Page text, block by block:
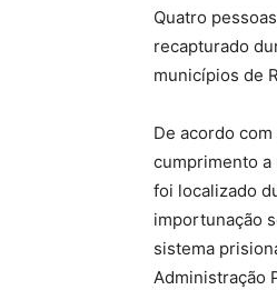
Quatro
recapturado
municípios de
De acordo
cumprimento a
foi localizado
importunação
sistema
Administração